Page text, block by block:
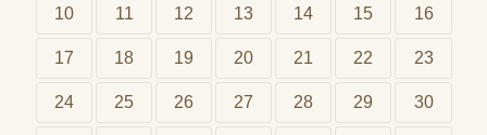
10 11 12 13 14 15 16
17 18 19 20 21 22 23
24 25 26 27 28 29 30